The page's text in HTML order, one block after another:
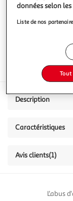
Description
Caractéristiques
Avis clients(1)
L'abus
données selon
Liste de nos
Tout